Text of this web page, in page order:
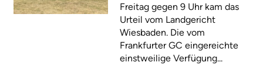
Freitag gegen 9 Uhr kam das
Urteil vom Landgericht
Wiesbaden. Die vom
Frankfurter GC eingereichte
einstweilige Verfügung...